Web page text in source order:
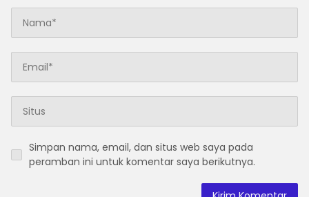
Simpan nama, email, dan situs web saya pada
peramban ini untuk komentar saya berikutnya.